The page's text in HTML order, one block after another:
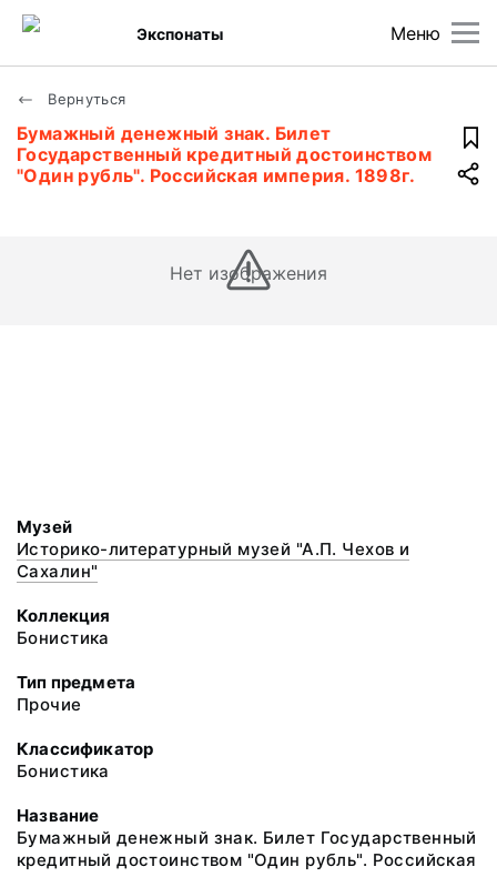
Меню
Экспонаты
Вернуться
Бумажный денежный знак. Билет
Государственный кредитный достоинством
"Один рубль". Российская империя. 1898г.
Нет изображения
Музей
Историко-литературный музей "А.П. Чехов и
Сахалин"
Коллекция
Бонистика
Тип предмета
Прочие
Классификатор
Бонистика
Название
Бумажный денежный знак. Билет Государственный
кредитный достоинством "Один рубль". Российская